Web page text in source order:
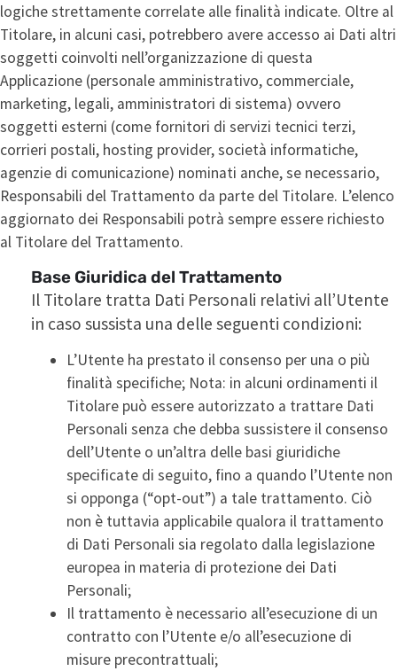
logiche strettamente correlate alle finalità indicate. Oltre al
Titolare, in alcuni casi, potrebbero avere accesso ai Dati altri
soggetti coinvolti nell’organizzazione di questa
Applicazione (personale amministrativo, commerciale,
marketing, legali, amministratori di sistema) ovvero
soggetti esterni (come fornitori di servizi tecnici terzi,
corrieri postali, hosting provider, società informatiche,
agenzie di comunicazione) nominati anche, se necessario,
Responsabili del Trattamento da parte del Titolare. L’elenco
aggiornato dei Responsabili potrà sempre essere richiesto
al Titolare del Trattamento.
Base Giuridica del Trattamento
Il Titolare tratta Dati Personali relativi all’Utente
in caso sussista una delle seguenti condizioni:
L’Utente ha prestato il consenso per una o più
finalità specifiche; Nota: in alcuni ordinamenti il
Titolare può essere autorizzato a trattare Dati
Personali senza che debba sussistere il consenso
dell’Utente o un’altra delle basi giuridiche
specificate di seguito, fino a quando l’Utente non
si opponga (“opt-out”) a tale trattamento. Ciò
non è tuttavia applicabile qualora il trattamento
di Dati Personali sia regolato dalla legislazione
europea in materia di protezione dei Dati
Personali;
Il trattamento è necessario all’esecuzione di un
contratto con l’Utente e/o all’esecuzione di
misure precontrattuali;